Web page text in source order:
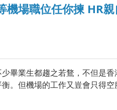
機場職位任你揀 HR
畢業生都趨之若鶩，不但是
。但機場的工作又豈會只得空